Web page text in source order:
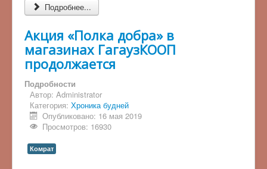
Подробнее...
Акция «Полка добра» в
магазинах ГагаузКООП
продолжается
Подробности
Автор: Administrator
Категория: Хроника будней
Опубликовано: 16 мая 2019
Просмотров: 16930
Комрат